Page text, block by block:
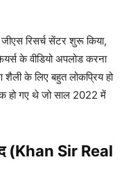
रिसर्च सेंटर शुरू किया,
के वीडियो अपलोड करना
के लिए बहुत लोकप्रिय हो
हो गए थे जो साल 2022 में
(Khan Sir Real